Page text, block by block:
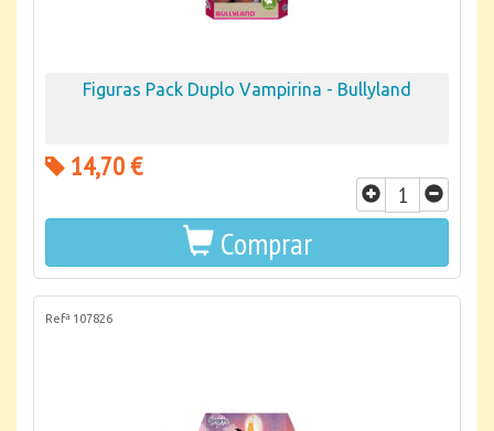
Figuras Pack Duplo Vampirina - Bullyland
14,70 €
Comprar
Refª 107826